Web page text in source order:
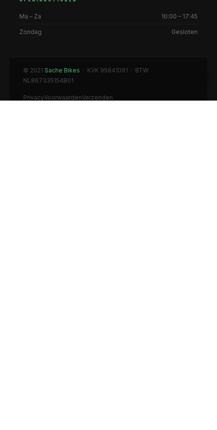
Ma – Za 10:00 – 17:45
Zondag Gesloten
© 2021 Sache Bikes · KVK 95841091 · BTW
NL867335154B01
PrivacyVoorwaardenVerzenden